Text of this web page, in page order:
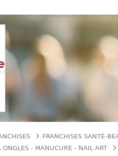
FRANCHISES SANTÉ-
ONGLES - MANUCURE - NAIL ART